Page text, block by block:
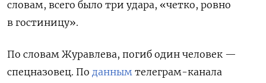
словам, всего было три удара, «четко, ровно
в гостиницу».
По словам Журавлева, погиб один человек —
спецназовец. По данным телеграм-канала